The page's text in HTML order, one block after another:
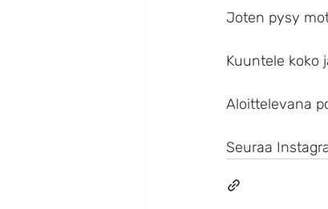
Joten pysy
Kuuntele koko
Aloittelevana
Seuraa